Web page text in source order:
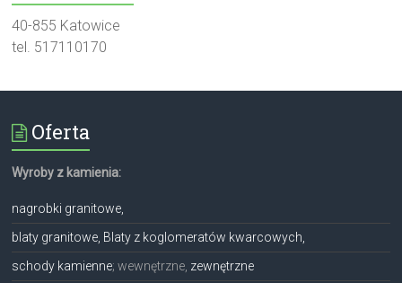
40-855 Katowice
tel. 517110170
Oferta
Wyroby z kamienia:
nagrobki granitowe,
blaty granitowe, Blaty z koglomeratów kwarcowych,
schody kamienne; wewnętrzne, zewnętrzne